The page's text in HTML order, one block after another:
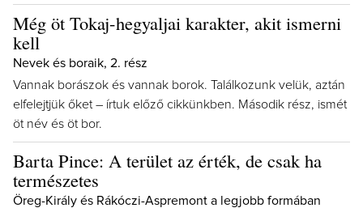
Még öt Tokaj-hegyaljai karakter, akit ismerni
kell
Nevek és boraik, 2. rész
Vannak borászok és vannak borok. Találkozunk velük, aztán
elfelejtjük őket – írtuk előző cikkünkben. Második rész, ismét
öt név és öt bor.
Barta Pince: A terület az érték, de csak ha
természetes
Öreg-Király és Rákóczi-Aspremont a legjobb formában